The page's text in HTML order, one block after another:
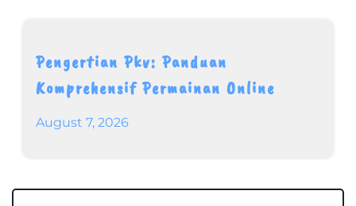
Pengertian Pkv: Panduan
Komprehensif Permainan Online
August 7, 2026